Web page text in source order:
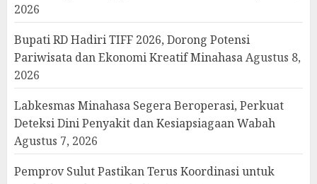
2026
Bupati RD Hadiri TIFF 2026, Dorong Potensi
Pariwisata dan Ekonomi Kreatif MinahasaAgustus 8,
2026
Labkesmas Minahasa Segera Beroperasi, Perkuat
Deteksi Dini Penyakit dan Kesiapsiagaan Wabah
Agustus 7, 2026
Pemprov Sulut Pastikan Terus Koordinasi untuk